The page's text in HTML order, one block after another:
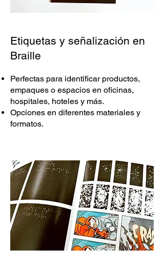
Etiquetas y señalización en
Braille
Perfectas para identificar productos,
empaques o espacios en oficinas,
hospitales, hoteles y más.
Opciones en diferentes materiales y
formatos.